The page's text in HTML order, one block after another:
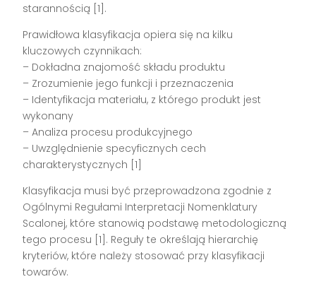
starannością [1].
Prawidłowa klasyfikacja opiera się na kilku
kluczowych czynnikach:
– Dokładna znajomość składu produktu
– Zrozumienie jego funkcji i przeznaczenia
– Identyfikacja materiału, z którego produkt jest
wykonany
– Analiza procesu produkcyjnego
– Uwzględnienie specyficznych cech
charakterystycznych [1]
Klasyfikacja musi być przeprowadzona zgodnie z
Ogólnymi Regułami Interpretacji Nomenklatury
Scalonej, które stanowią podstawę metodologiczną
tego procesu [1]. Reguły te określają hierarchię
kryteriów, które należy stosować przy klasyfikacji
towarów.